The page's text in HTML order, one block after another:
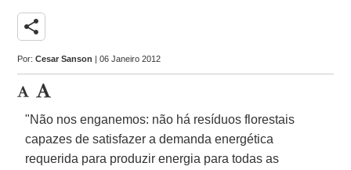
share
Por:Cesar Sanson | 06 Janeiro 2012
"Não nos enganemos: não há resíduos florestais
capazes de satisfazer a demanda energética
requerida para produzir energia para todas as